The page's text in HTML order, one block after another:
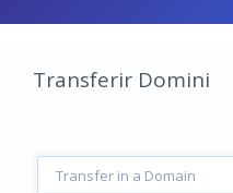
Transferir Domini